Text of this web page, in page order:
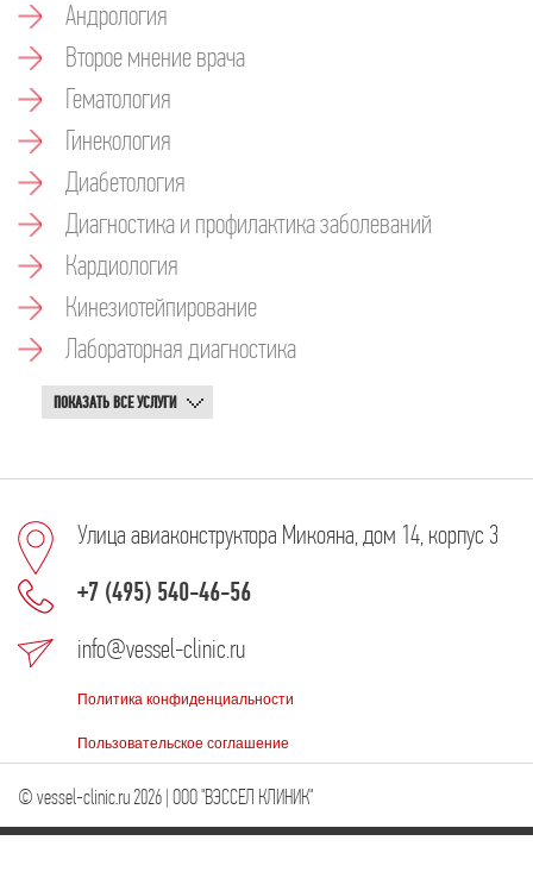
Андрология
Второе мнение врача
Гематология
Гинекология
Диабетология
Диагностика и профилактика заболеваний
Кардиология
Кинезиотейпирование
Лабораторная диагностика
ПОКАЗАТЬ ВСЕ УСЛУГИ
Улица авиаконструктора Микояна, дом 14, корпус 3
+7 (495) 540-46-56
info@vessel-clinic.ru
Политика конфиденциальности
Пользовательское соглашение
© vessel-clinic.ru 2026 | ООО "ВЭССЕЛ КЛИНИК"